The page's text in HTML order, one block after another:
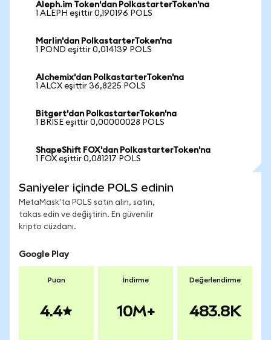
Aleph.im Token'dan PolkastarterToken'na
1 ALEPH eşittir 0,190196 POLS
Marlin'dan PolkastarterToken'na
1 POND eşittir 0,014139 POLS
Alchemix'dan PolkastarterToken'na
1 ALCX eşittir 36,8225 POLS
Bitgert'dan PolkastarterToken'na
1 BRISE eşittir 0,00000028 POLS
ShapeShift FOX'dan PolkastarterToken'na
1 FOX eşittir 0,081217 POLS
Saniyeler içinde POLS edinin
MetaMask'ta POLS satın alın, satın,
takas edin ve değiştirin. En güvenilir
kripto cüzdanı.
Google Play
Puan
4.4
İndirme
10M+
Değerlendirme
483.8K